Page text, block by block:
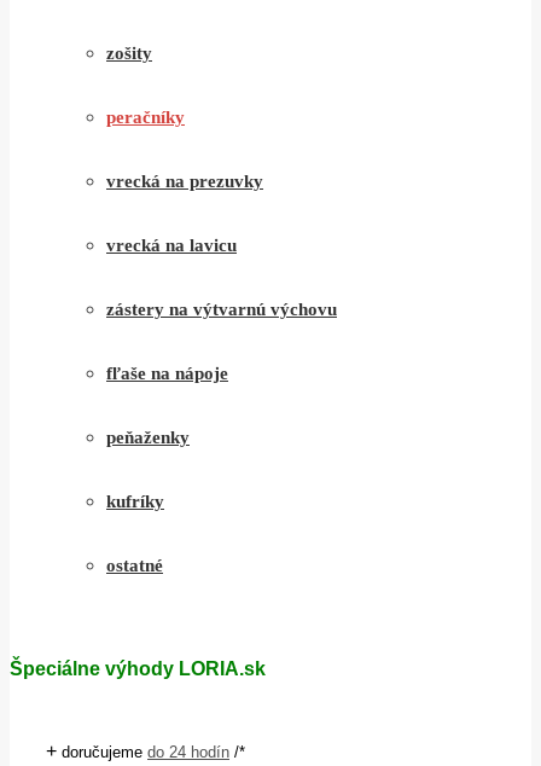
zošity
peračníky
vrecká na prezuvky
vrecká na lavicu
zástery na výtvarnú výchovu
fľaše na nápoje
peňaženky
kufríky
ostatné
Špeciálne výhody LORIA.sk
+ doručujeme do 24 hodín /*